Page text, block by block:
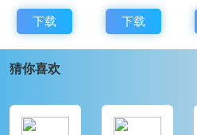
想要更多的皮肤和扩展应
法，输入更多乐趣。
1、全新的安装界面，更加
电脑免费版
v2.32
下载
器 v1.0
下载
猜你喜欢